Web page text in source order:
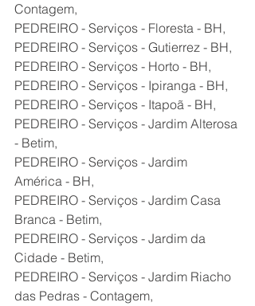
Contagem,
PEDREIRO - Serviços - Floresta - BH,
PEDREIRO - Serviços - Gutierrez - BH,
PEDREIRO - Serviços - Horto - BH,
PEDREIRO - Serviços - Ipiranga - BH,
PEDREIRO - Serviços - Itapoã - BH,
PEDREIRO - Serviços - Jardim Alterosa
- Betim,
PEDREIRO - Serviços - Jardim
América - BH,
PEDREIRO - Serviços - Jardim Casa
Branca - Betim,
PEDREIRO - Serviços - Jardim da
Cidade - Betim,
PEDREIRO - Serviços - Jardim Riacho
das Pedras - Contagem,